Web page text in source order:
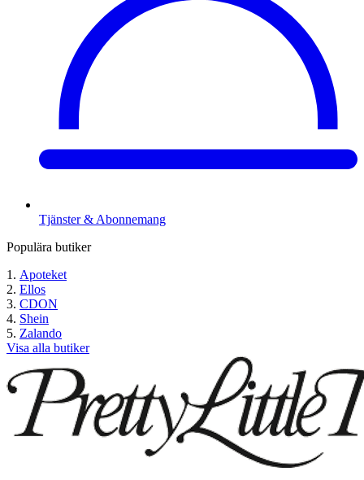
Tjänster & Abonnemang
Populära butiker
Apoteket
Ellos
CDON
Shein
Zalando
Visa alla butiker